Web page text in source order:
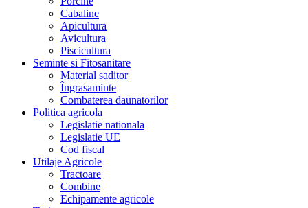
Cabaline
Apicultura
Avicultura
Piscicultura
Seminte si Fitosanitare
Material saditor
Îngrasaminte
Combaterea daunatorilor
Politica agricola
Legislatie nationala
Legislatie UE
Cod fiscal
Utilaje Agricole
Tractoare
Combine
Echipamente agricole